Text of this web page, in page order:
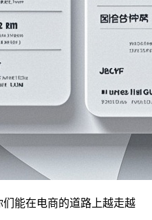
能在电商的道路上越走越